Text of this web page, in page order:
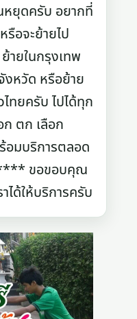
ยุดครับ อยากที่
รือจะย้ายไป
ายในกรุงเทพ
งหวัด หรือย้าย
ทยครับ ไปได้ทุก
ตก เลือก
อมบริการตลอด
**** ขอขอบคุณ
ได้ให้บริการครับ